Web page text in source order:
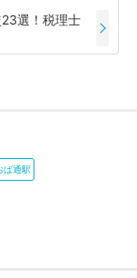
選！税理士
ば通駅